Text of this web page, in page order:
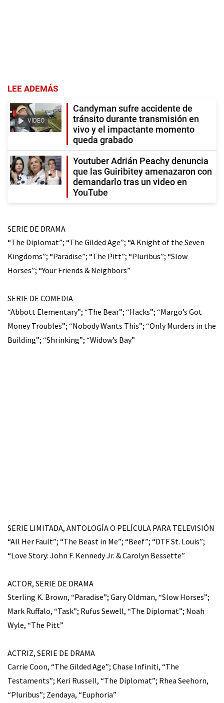
LEE ADEMÁS
VIDEO
Candyman sufre accidente de
tránsito durante transmisión en
vivo y el impactante momento
queda grabado
Youtuber Adrián Peachy denuncia
que las Guiribitey amenazaron con
demandarlo tras un video en
YouTube
SERIE DE DRAMA
“The Diplomat”; “The Gilded Age”; “A Knight of the Seven
Kingdoms”; “Paradise”; “The Pitt”; “Pluribus”; “Slow
Horses”; “Your Friends & Neighbors”
SERIE DE COMEDIA
“Abbott Elementary”; “The Bear”; “Hacks”; “Margo’s Got
Money Troubles”; “Nobody Wants This”; “Only Murders in the
Building”; “Shrinking”; “Widow’s Bay”
SERIE LIMITADA, ANTOLOGÍA O PELÍCULA PARA TELEVISIÓN
“All Her Fault”; “The Beast in Me”; “Beef”; “DTF St. Louis”;
“Love Story: John F. Kennedy Jr. & Carolyn Bessette”
ACTOR, SERIE DE DRAMA
Sterling K. Brown, “Paradise”; Gary Oldman, “Slow Horses”;
Mark Ruffalo, “Task”; Rufus Sewell, “The Diplomat”; Noah
Wyle, “The Pitt”
ACTRIZ, SERIE DE DRAMA
Carrie Coon, “The Gilded Age”; Chase Infiniti, “The
Testaments”; Keri Russell, “The Diplomat”; Rhea Seehorn,
“Pluribus”; Zendaya, “Euphoria”